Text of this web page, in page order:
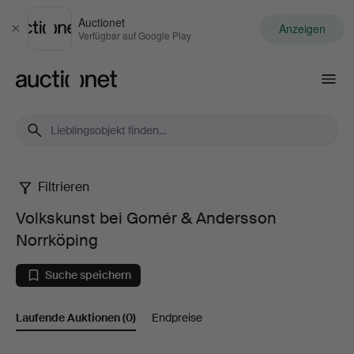
Schließen
Auctionet
Verfügbar auf Google Play Anzeigen
Volkskunst
bei
Gomér
Filtrieren
Volkskunst bei Gomér & Andersson
Norrköping
Suche speichern
Laufende Auktionen(0) Endpreise